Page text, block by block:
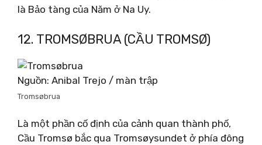
là Bảo tàng của Năm ở Na Uy.
12. TROMSØBRUA (CẦU TROMSØ)
Nguồn: Anibal Trejo / màn trập
Tromsøbrua
Là một phần cố định của cảnh quan thành phố,
Cầu Tromsø bắc qua Tromsøysundet ở phía đông